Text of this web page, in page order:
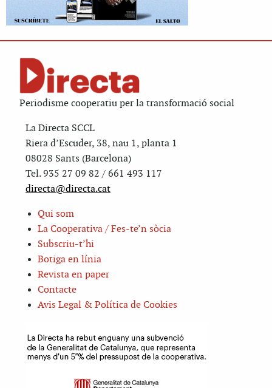
Periodisme cooperatiu per la transformació social
La Directa SCCL
Riera d’Escuder, 38, nau 1, planta 1
08028 Sants (Barcelona)
Tel. 935 27 09 82 / 661 493 117
directa@directa.cat
Qui som
La Cooperativa / Fes-te’n sòcia
Subscriu-t’hi
Botiga en línia
Revista en paper
Contacte
Avis Legal & Política de Cookies